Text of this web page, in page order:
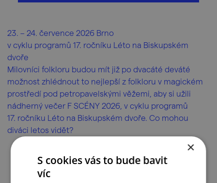
23. – 24. července 2026 Brno
v cyklu programů 17. ročníku Léto na Biskupském
dvoře
Milovníci folkloru budou mít již po dvacáté deváté
možnost zhlédnout to nejlepší z folkloru v magickém
prostředí pod petropavelskými věžemi, aby si užili
nádherný večer F SCÉNY 2026, v cyklu programů
17. ročníku Léto na Biskupském dvoře. Co mohou
diváci letos vidět?
×
S cookies vás to bude bavit
víc